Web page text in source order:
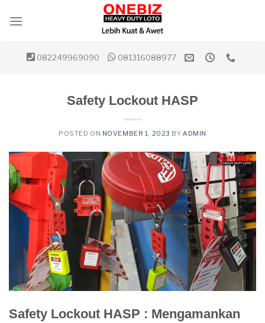
082249969090 081316088977
Safety Lockout HASP
POSTED ON NOVEMBER 1, 2023 BY ADMIN
Safety Lockout HASP : Mengamankan